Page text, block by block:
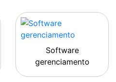
Software
gerenciamento